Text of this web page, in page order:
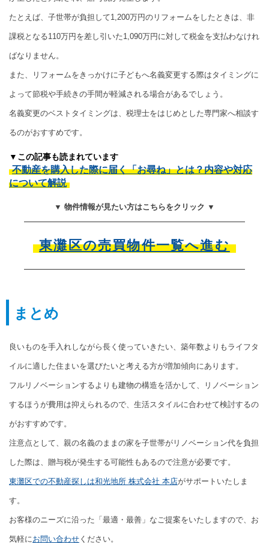
たとえば、子世帯が負担して1,200万円のリフォームをしたときは、非
課税となる110万円を差し引いた1,090万円に対して税金を支払わなけれ
ばなりません。
また、リフォームをきっかけに子どもへ名義変更する際はタイミングに
よって節税や手続きの手間が軽減される場合があるでしょう。
名義変更のベストタイミングは、税理士をはじめとした専門家へ相談す
るのがおすすめです。
▼この記事も読まれています
不動産を購入した際に届く「お尋ね」とは？内容や対応
について解説
▼ 物件情報が見たい方はこちらをクリック ▼
東灘区の売買物件一覧へ進む
まとめ
良いものを手入れしながら長く使っていきたい、築年数よりもライフタ
イルに適した住まいを選びたいと考える方が増加傾向にあります。
フルリノベーションするよりも建物の構造を活かして、リノベーション
するほうが費用は抑えられるので、生活スタイルに合わせて検討するの
がおすすめです。
注意点として、親の名義のままの家を子世帯がリノベーション代を負担
した際は、贈与税が発生する可能性もあるので注意が必要です。
東灘区での不動産探しは和光地所 株式会社 本店がサポートいたしま
す。
お客様のニーズに沿った「最適・最善」なご提案をいたしますので、お
気軽に お問い合わせ ください。